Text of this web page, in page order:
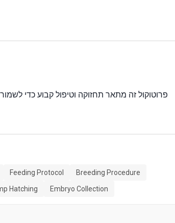
פרוטוקול זה מתאר תחזוקה וטיפול קבוע כדי
Feeding Protocol
Breeding Procedure
Hatching Embryo Collection